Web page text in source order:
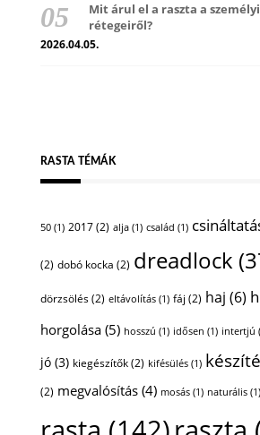
Mit árul el a raszta a
rétegeiről?
2026.04.05.
RASTA TÉMÁK
50 (1) 2017(2) alja (1) család (1)
(2) dobó kocka (2) dreadlock
dörzsölés(2) eltávolítás (1) fáj (2) haj (6)
horgolása(5) hosszú (1) idősen (1) intertjú
jó (3) kiegészítők(2) kifésülés (1)
(2) megvalósítás (4) mosás (1) naturális (1)